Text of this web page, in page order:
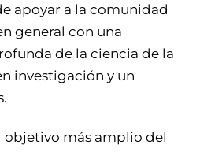
apoyar a la comunidad
general con una
de la ciencia de la
investigación y un
objetivo más amplio del